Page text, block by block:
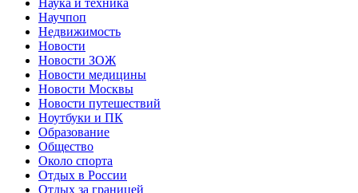
Научпоп
Недвижимость
Новости
Новости ЗОЖ
Новости медицины
Новости Москвы
Новости путешествий
Ноутбуки и ПК
Образование
Общество
Около спорта
Отдых в России
Отдых за границей